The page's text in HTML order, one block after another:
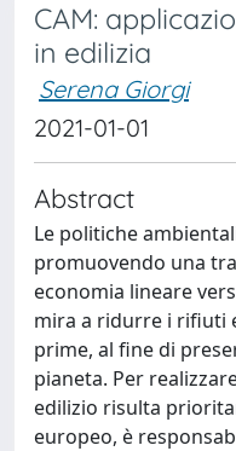
CAM:
in edilizia
Serena Giorgi
2021-01-01
Abstract
Le politiche
promuovendo una
economia lineare
mira a ridurre i rifiuti
prime, al fine di
pianeta. Per
edilizio risulta
europeo, è